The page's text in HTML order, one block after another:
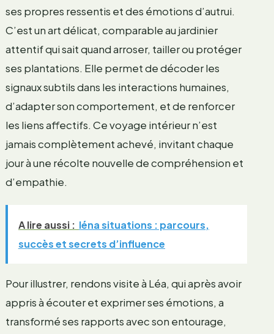
ses propres ressentis et des émotions d’autrui.
C’est un art délicat, comparable au jardinier
attentif qui sait quand arroser, tailler ou protéger
ses plantations. Elle permet de décoder les
signaux subtils dans les interactions humaines,
d’adapter son comportement, et de renforcer
les liens affectifs. Ce voyage intérieur n’est
jamais complètement achevé, invitant chaque
jour à une récolte nouvelle de compréhension et
d’empathie.
A lire aussi : léna situations : parcours,
succès et secrets d’influence
Pour illustrer, rendons visite à Léa, qui après avoir
appris à écouter et exprimer ses émotions, a
transformé ses rapports avec son entourage,